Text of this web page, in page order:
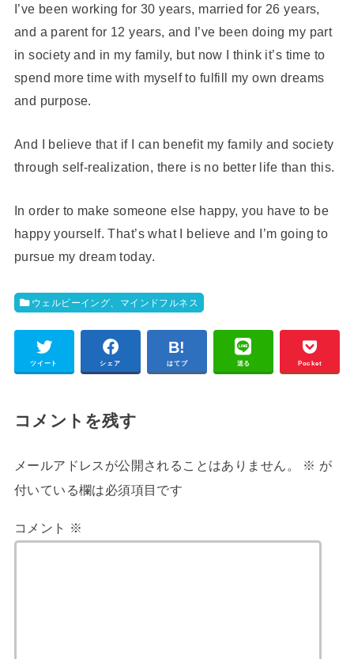
I’ve been working for 30 years, married for 26 years,
and a parent for 12 years, and I’ve been doing my part
in society and in my family, but now I think it’s time to
spend more time with myself to fulfill my own dreams
and purpose.
And I believe that if I can benefit my family and society
through self-realization, there is no better life than this.
In order to make someone else happy, you have to be
happy yourself. That’s what I believe and I’m going to
pursue my dream today.
ウェルビーイング、マインドフルネス
ツイート シェア はてブ 送る Pocket
コメントを残す
メールアドレスが公開されることはありません。 ※ が
付いている欄は必須項目です
コメント ※